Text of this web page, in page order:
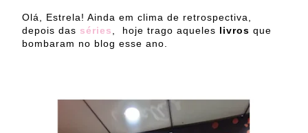
Olá, Estrela! Ainda em clima de retrospectiva,
depois das séries, hoje trago aqueles livros que
bombaram no blog esse ano.